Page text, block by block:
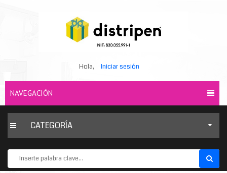
Hola, Iniciar sesión
NAVEGACIÓN
CATEGORÍA